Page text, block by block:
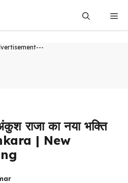
राजा का नया भक्ति
| New